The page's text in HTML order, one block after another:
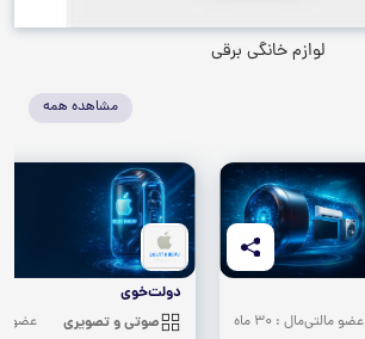
لوازم خانگی برقی
مشاهده همه
عضو مالتی‌مال : 30 ماه
دولت‌خوی
صوتی و تصویری
عضو